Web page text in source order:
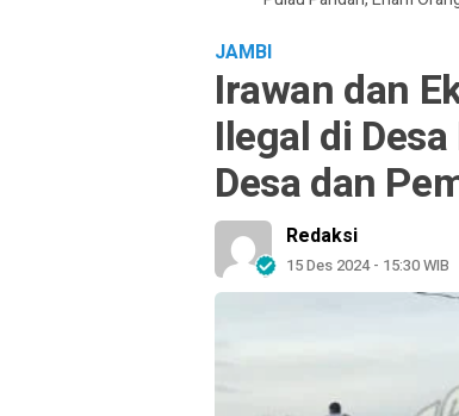
JAMBI
Irawan dan
Ilegal di
Desa dan
Redaksi
15 Des 2024 - 15:30 WIB